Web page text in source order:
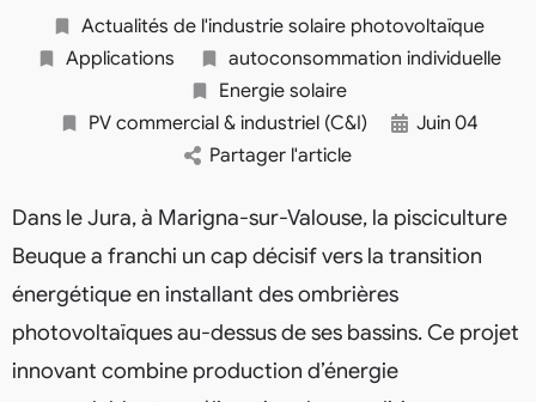
Actualités de l'industrie solaire photovoltaïque
Applications
autoconsommation individuelle
Energie solaire
PV commercial & industriel (C&I)
Juin 04
Partager l'article
Dans le Jura, à Marigna-sur-Valouse, la pisciculture
Beuque a franchi un cap décisif vers la transition
énergétique en installant des ombrières
photovoltaïques au-dessus de ses bassins. Ce projet
innovant combine production d’énergie